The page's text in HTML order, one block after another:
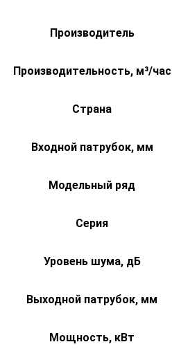
Производитель
Производительность, м³/час
Страна
Входной патрубок, мм
Модельный ряд
Серия
Уровень шума, дБ
Выходной патрубок, мм
Мощность, кВт